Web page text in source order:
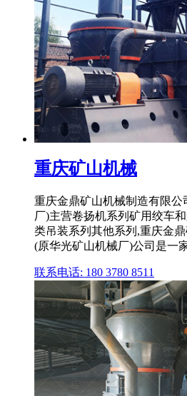
重庆矿山机械
重庆金鼎矿山机械制造有限
厂)主营卷扬机系列矿用绞车
类吊装系列其他系列,重庆金
(原华光矿山机械厂)公司是一
联系电话: 180 3780 8511